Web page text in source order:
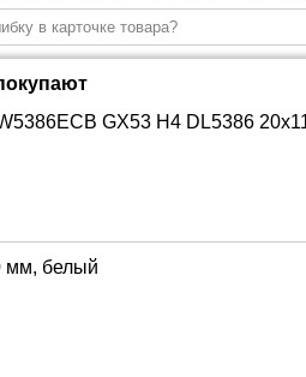
в карточке товара?
GX53 H4 DL5386
мм, белый